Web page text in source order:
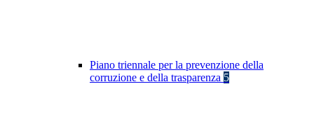
Piano triennale per la prevenzione della
corruzione e della trasparenza 5